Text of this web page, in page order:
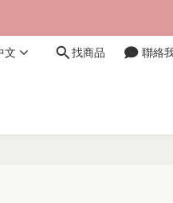
文 找商品 聯絡